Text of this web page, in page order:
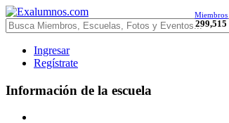
Miembros
299,515
Ingresar
Regístrate
Información de la escuela